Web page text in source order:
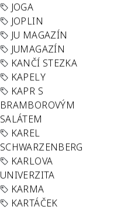
JOGA
JOPLIN
JU MAGAZÍN
JUMAGAZÍN
KANČÍ STEZKA
KAPELY
KAPR S
BRAMBOROVÝM
SALÁTEM
KAREL
SCHWARZENBERG
KARLOVA
UNIVERZITA
KARMA
KARTÁČEK